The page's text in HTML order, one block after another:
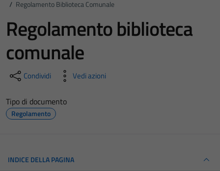
/ Regolamento Biblioteca Comunale
Regolamento biblioteca
comunale
Condividi Vedi azioni
Tipo di documento
Regolamento
INDICE DELLA PAGINA